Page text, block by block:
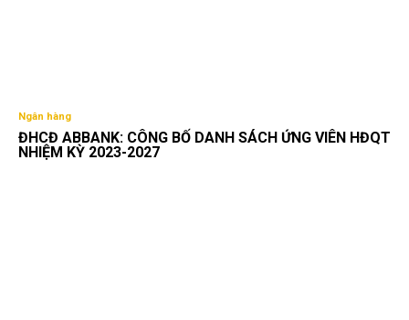
Ngân hàng
ĐHCĐ ABBANK: CÔNG BỐ DANH SÁCH ỨNG VIÊN HĐQT
NHIỆM KỲ 2023-2027